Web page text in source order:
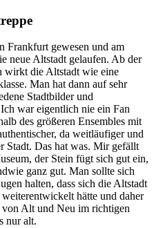
Frankfurt gewesen und am
neue Altstadt gelaufen. Ab der
wirkt die Altstadt wie eine
Man hat dann auf sehr
Stadtbilder und
war eigentlich nie ein Fan
des größeren Ensembles mit
da weitläufiger und
Stadt. Das hat was. Mir gefällt
der Stein fügt sich gut ein,
ganz gut. Man sollte sich
halten, dass sich die Altstadt
hätte und daher
Alt und Neu im richtigen
nur alt.